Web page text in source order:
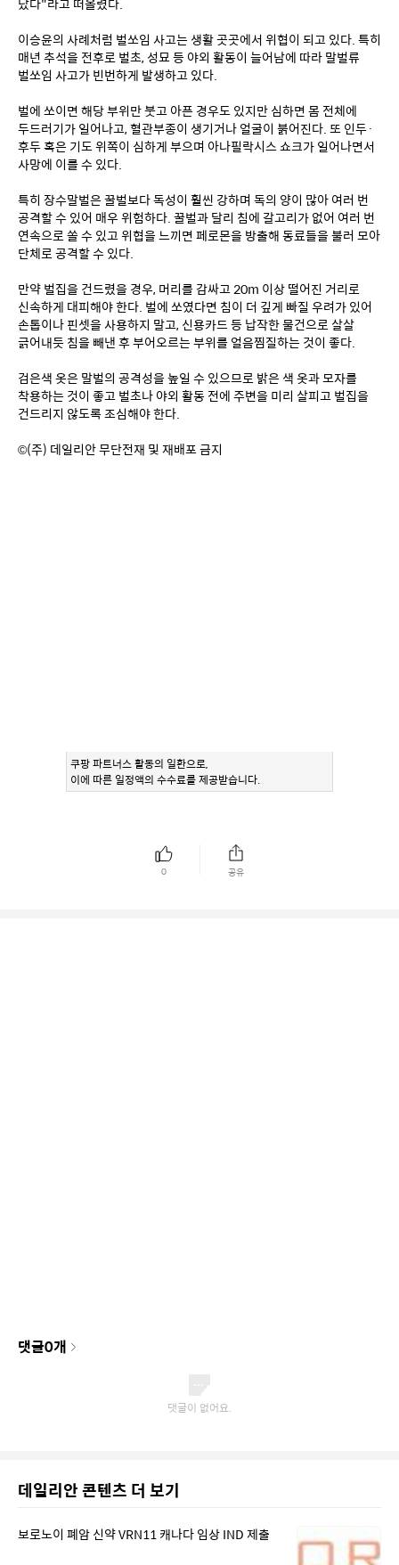
났다"라고 떠올렸다.
이승윤의 사례처럼 벌쏘임 사고는 생활 곳곳에서 위협이 되고 있다. 특히
매년 추석을 전후로 벌초, 성묘 등 야외 활동이 늘어남에 따라 말벌류
벌쏘임 사고가 빈번하게 발생하고 있다.
벌에 쏘이면 해당 부위만 붓고 아픈 경우도 있지만 심하면 몸 전체에
두드러기가 일어나고, 혈관부종이 생기거나 얼굴이 붉어진다. 또 인두·
후두 혹은 기도 위쪽이 심하게 부으며 아나필락시스 쇼크가 일어나면서
사망에 이를 수 있다.
특히 장수말벌은 꿀벌보다 독성이 훨씬 강하며 독의 양이 많아 여러 번
공격할 수 있어 매우 위험하다. 꿀벌과 달리 침에 갈고리가 없어 여러 번
연속으로 쏠 수 있고 위협을 느끼면 페로몬을 방출해 동료들을 불러 모아
단체로 공격할 수 있다.
만약 벌집을 건드렸을 경우, 머리를 감싸고 20m 이상 떨어진 거리로
신속하게 대피해야 한다. 벌에 쏘였다면 침이 더 깊게 빠질 우려가 있어
손톱이나 핀셋을 사용하지 말고, 신용카드 등 납작한 물건으로 살살
긁어내듯 침을 빼낸 후 부어오르는 부위를 얼음찜질하는 것이 좋다.
검은색 옷은 말벌의 공격성을 높일 수 있으므로 밝은 색 옷과 모자를
착용하는 것이 좋고 벌초나 야외 활동 전에 주변을 미리 살피고 벌집을
건드리지 않도록 조심해야 한다.
©(주) 데일리안 무단전재 및 재배포 금지
쿠팡 파트너스 활동의 일환으로,
이에 따른 일정액의 수수료를 제공받습니다.
0 공유
댓글0개
데일리안 콘텐츠 더 보기
보로노이 폐암 신약 VRN11 캐나다 임상 IND 제출